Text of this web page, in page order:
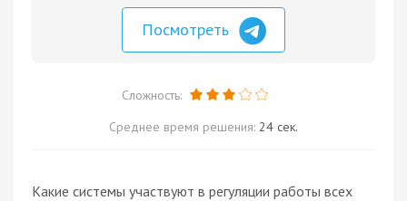
Посмотреть
Сложность:
Среднее время решения: 24 сек.
Какие системы участвуют в регуляции работы всех